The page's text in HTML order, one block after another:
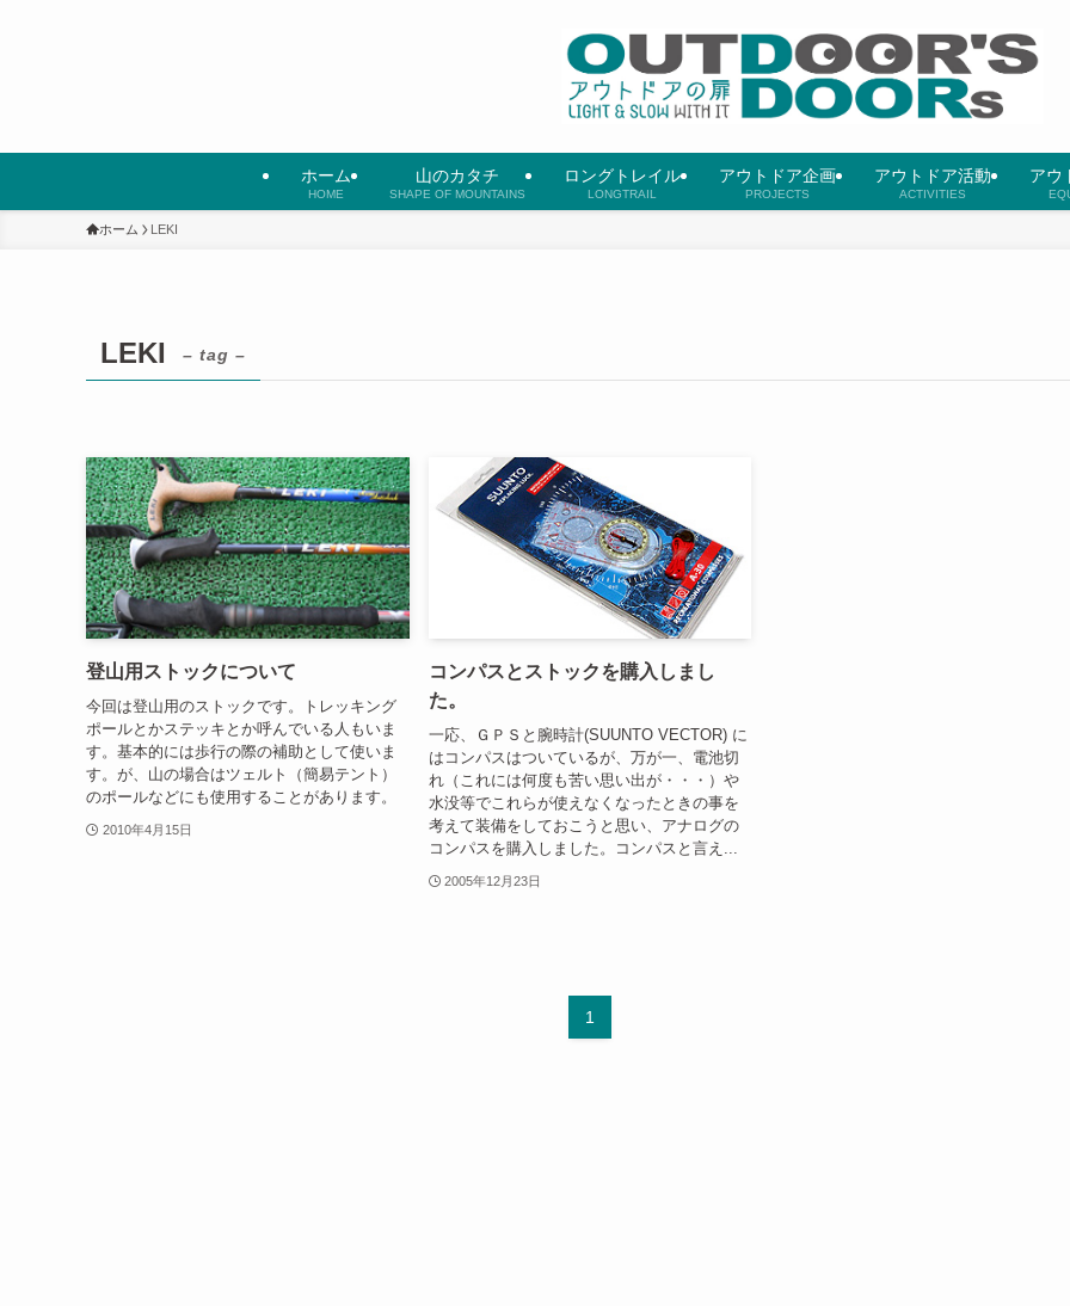
ホーム
HOME
山のカタチ
SHAPE OF MOUNTAINS
ロングトレイル
LONGTRAIL
アウトドア企画
PROJECTS
アウトドア活動
ACTIVITIES
アウ
ホーム LEKI
LEKI – tag –
登山用ストックについて
今回は登山用のストックです。トレッキング
ポールとかステッキとか呼んでいる人もいま
す。基本的には歩行の際の補助として使いま
す。が、山の場合はツェルト（簡易テント）
のポールなどにも使用することがあります。
2010年4月15日
コンパスとストックを購入しまし
た。
一応、ＧＰＳと腕時計(SUUNTO VECTOR) に
はコンパスはついているが、万が一、電池切
れ（これには何度も苦い思い出が・・・）や
水没等でこれらが使えなくなったときの事を
考えて装備をしておこうと思い、アナログの
コンパスを購入しました。コンパスと言え...
2005年12月23日
1